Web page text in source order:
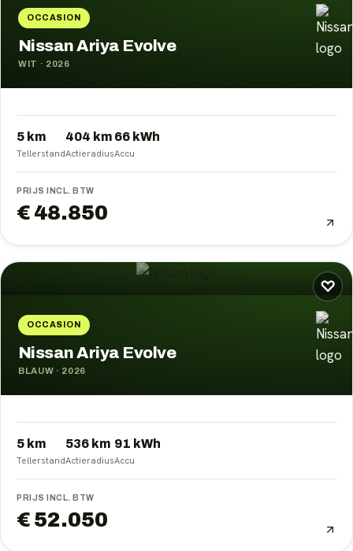
OCCASION
Nissan Ariya Evolve
WIT · 2026
5 km
Tellerstand
404 km
Actieradius
66 kWh
Accu
PRIJS INCL. BTW
€ 48.850
♡
OCCASION
Nissan Ariya Evolve
BLAUW · 2026
5 km
Tellerstand
536 km
Actieradius
91 kWh
Accu
PRIJS INCL. BTW
€ 52.050